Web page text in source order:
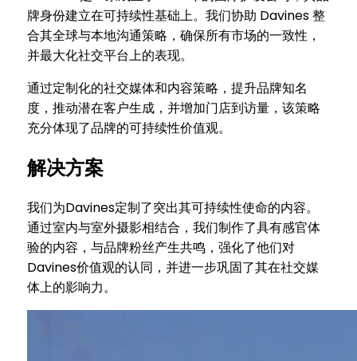
牌身份建立在可持续性基础上。我们协助 Davines 整
合其全球与本地沟通策略，确保所有市场的一致性，
并最大化社交平台上的表现。
通过定制化的社交媒体和内容策略，提升品牌知名
度，推动潜在客户生成，并增加门店到访量，该策略
充分体现了品牌的可持续性价值观。
解决方案
我们为Davines定制了突出其可持续性使命的内容。
通过室内与室外摄影相结合，我们制作了具有感官体
验的内容，与品牌粉丝产生共鸣，强化了他们对
Davines价值观的认同，并进一步巩固了其在社交媒
体上的影响力。